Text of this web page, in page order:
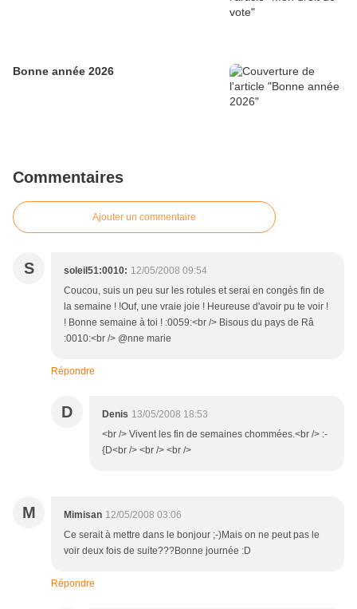
Bonne année 2026
Commentaires
Ajouter un commentaire
S soleil51:0010: 12/05/2008 09:54
Coucou, suis un peu sur les rotules et serai en congès fin de
la semaine ! !Ouf, une vraie joie ! Heureuse d'avoir pu te voir !
! Bonne semaine à toi ! :0059:<br /> Bisous du pays de Râ
:0010:<br /> @nne marie
Répondre
D Denis 13/05/2008 18:53
<br /> Vivent les fin de semaines chommées.<br /> :-
{D<br /> <br /> <br />
M Mimisan 12/05/2008 03:06
Ce serait à mettre dans le bonjour ;-)Mais on ne peut pas le
voir deux fois de suite???Bonne journée :D
Répondre